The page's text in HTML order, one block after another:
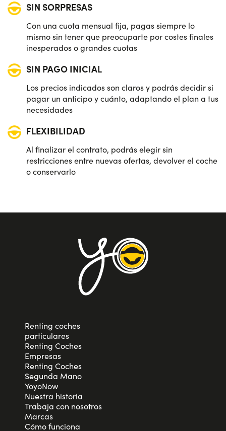
SIN SORPRESAS
Con una cuota mensual fija, pagas siempre lo
mismo sin tener que preocuparte por costes finales
inesperados o grandes cuotas
SIN PAGO INICIAL
Los precios indicados son claros y podrás decidir si
pagar un anticipo y cuánto, adaptando el plan a tus
necesidades
FLEXIBILIDAD
Al finalizar el contrato, podrás elegir sin
restricciones entre nuevas ofertas, devolver el coche
o conservarlo
Renting coches
particulares
Renting Coches
Empresas
Renting Coches
Segunda Mano
YoyoNow
Nuestra historia
Trabaja con nosotros
Marcas
Cómo funciona